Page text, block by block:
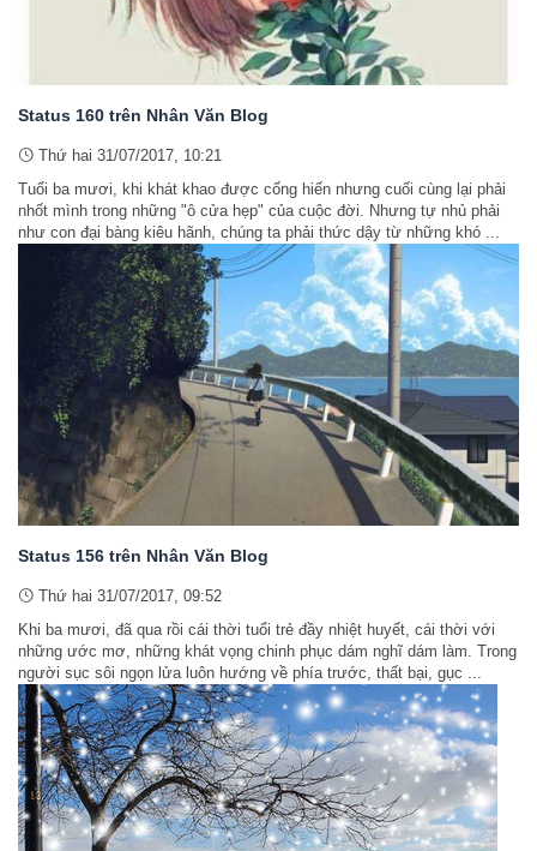
Status 160 trên Nhân Văn Blog
Thứ hai 31/07/2017, 10:21
Tuổi ba mươi, khi khát khao được cống hiến nhưng cuối cùng lại phải
nhốt mình trong những "ô cửa hẹp" của cuộc đời. Nhưng tự nhủ phải
như con đại bàng kiêu hãnh, chúng ta phải thức dậy từ những khó ...
Status 156 trên Nhân Văn Blog
Thứ hai 31/07/2017, 09:52
Khi ba mươi, đã qua rồi cái thời tuổi trẻ đầy nhiệt huyết, cái thời với
những ước mơ, những khát vọng chinh phục dám nghĩ dám làm. Trong
người sục sôi ngọn lửa luôn hướng về phía trước, thất bại, gục ...